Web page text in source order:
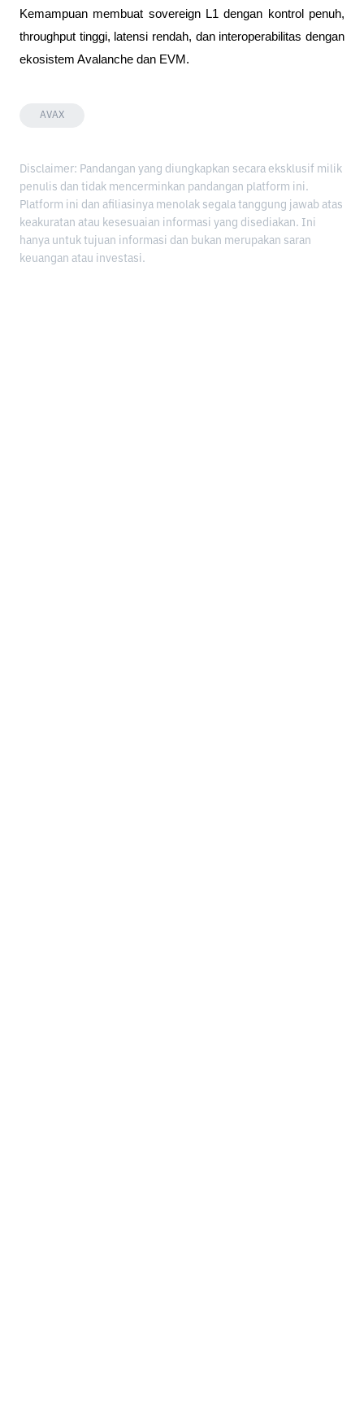
Kemampuan membuat sovereign L1 dengan kontrol penuh,
throughput tinggi, latensi rendah, dan interoperabilitas dengan
ekosistem Avalanche dan EVM.
AVAX
Disclaimer: Pandangan yang diungkapkan secara eksklusif milik
penulis dan tidak mencerminkan pandangan platform ini.
Platform ini dan afiliasinya menolak segala tanggung jawab atas
keakuratan atau kesesuaian informasi yang disediakan. Ini
hanya untuk tujuan informasi dan bukan merupakan saran
keuangan atau investasi.